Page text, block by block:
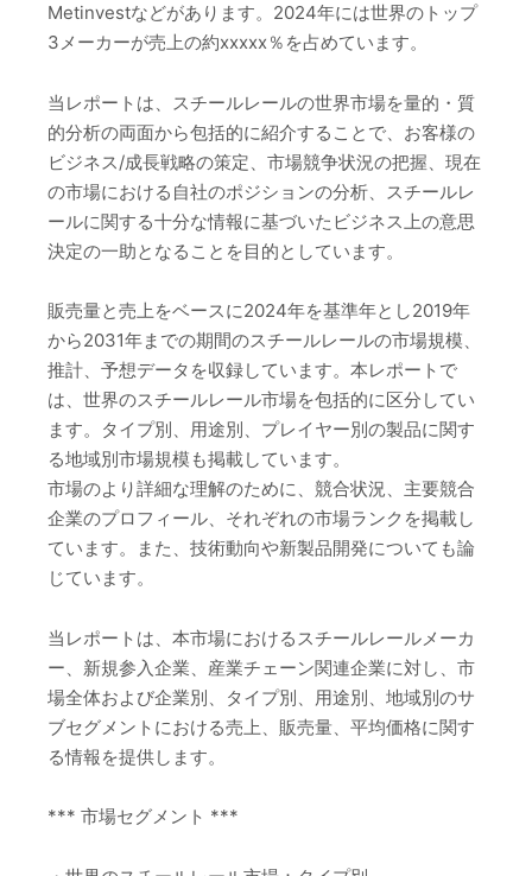
Metinvestなどがあります。2024年には世界のトップ
3メーカーが売上の約xxxxx％を占めています。
当レポートは、スチールレールの世界市場を量的・質
的分析の両面から包括的に紹介することで、お客様の
ビジネス/成長戦略の策定、市場競争状況の把握、現在
の市場における自社のポジションの分析、スチールレ
ールに関する十分な情報に基づいたビジネス上の意思
決定の一助となることを目的としています。
販売量と売上をベースに2024年を基準年とし2019年
から2031年までの期間のスチールレールの市場規模、
推計、予想データを収録しています。本レポートで
は、世界のスチールレール市場を包括的に区分してい
ます。タイプ別、用途別、プレイヤー別の製品に関す
る地域別市場規模も掲載しています。
市場のより詳細な理解のために、競合状況、主要競合
企業のプロフィール、それぞれの市場ランクを掲載し
ています。また、技術動向や新製品開発についても論
じています。
当レポートは、本市場におけるスチールレールメーカ
ー、新規参入企業、産業チェーン関連企業に対し、市
場全体および企業別、タイプ別、用途別、地域別のサ
ブセグメントにおける売上、販売量、平均価格に関す
る情報を提供します。
*** 市場セグメント ***